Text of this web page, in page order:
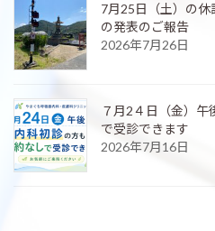
7月25日（土）の休
の発表のご報告
2026年7月26日
７月2４日（金）午
で受診できます
2026年7月16日